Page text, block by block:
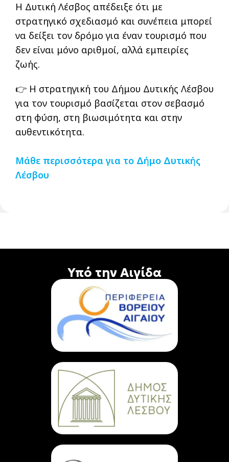
Η Δυτική Λέσβος απέδειξε ότι με
στρατηγικό σχεδιασμό και συνέπεια μπορεί
να δείξει τον δρόμο για έναν τουρισμό που
δεν είναι μόνο αριθμοί, αλλά εμπειρίες
ζωής.
👉 Η στρατηγική του Δήμου Δυτικής Λέσβου
για τον τουρισμό βασίζεται στον σεβασμό
στη φύση, στη βιωσιμότητα και στην
αυθεντικότητα.
Μάθε περισσότερα για το Δήμο Δυτικής
Λέσβου
Υπό την Αιγίδα